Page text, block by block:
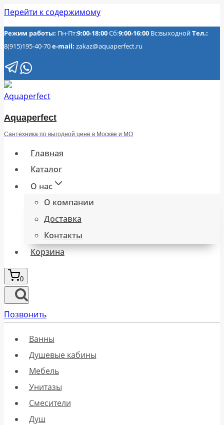
Перейти к содержимому
Режим работы: Пн-Пт:9:00-18:00Сб:9:00-16:00 Вс:выходнойТел.:
8(915)195-40-70e-mail: zakaz@aquaperfect.ru
Aquaperfect
Сантехника по выгодной цене в Москве и МО
Главная
Каталог
О нас
О компании
Доставка
Контакты
Корзина
0
Позвонить
Ванны
Душевые кабины
Мебель
Унитазы
Смесители
Душ